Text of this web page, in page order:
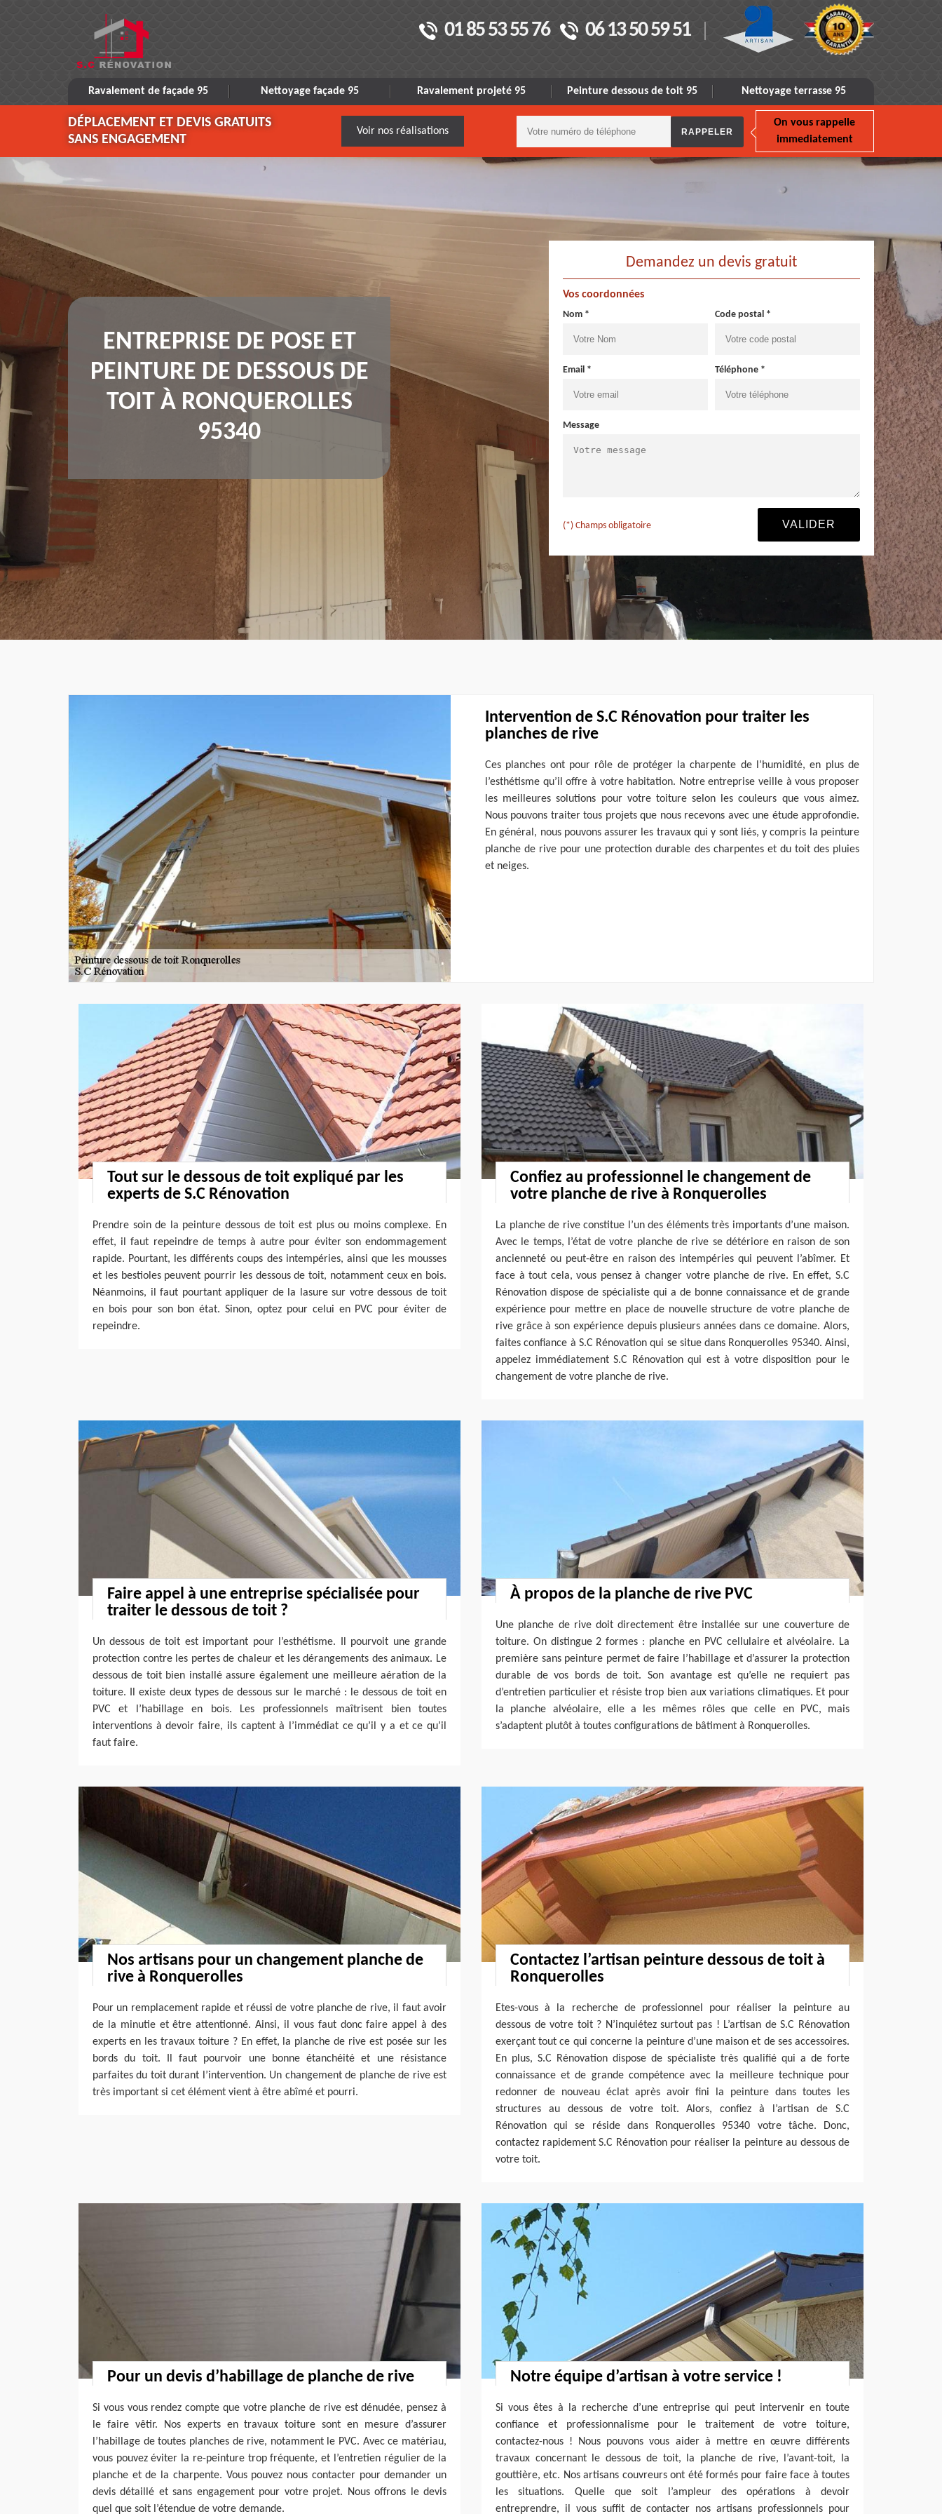
01 85 53 55 76 06 13 50 59 51
Ravalement de façade 95 Nettoyage façade 95 Ravalement projeté 95 Peinture dessous de toit 95 Nettoyage terrasse 95
DÉPLACEMENT ET DEVIS GRATUITS
SANS ENGAGEMENT
Voir nos réalisations
On vous rappelle
immediatement
ENTREPRISE DE POSE ET
PEINTURE DE DESSOUS DE
TOIT À RONQUEROLLES
95340
Demandez un devis gratuit
Vos coordonnées
Nom * Code postal *
Email * Téléphone *
Message
(*) Champs obligatoire
Intervention de S.C Rénovation pour traiter les
planches de rive
Ces planches ont pour rôle de protéger la charpente de l’humidité, en plus de
l’esthétisme qu’il offre à votre habitation. Notre entreprise veille à vous proposer
les meilleures solutions pour votre toiture selon les couleurs que vous aimez.
Nous pouvons traiter tous projets que nous recevons avec une étude approfondie.
En général, nous pouvons assurer les travaux qui y sont liés, y compris la peinture
planche de rive pour une protection durable des charpentes et du toit des pluies
et neiges.
Tout sur le dessous de toit expliqué par les
experts de S.C Rénovation
Prendre soin de la peinture dessous de toit est plus ou moins complexe. En
effet, il faut repeindre de temps à autre pour éviter son endommagement
rapide. Pourtant, les différents coups des intempéries, ainsi que les mousses
et les bestioles peuvent pourrir les dessous de toit, notamment ceux en bois.
Néanmoins, il faut pourtant appliquer de la lasure sur votre dessous de toit
en bois pour son bon état. Sinon, optez pour celui en PVC pour éviter de
repeindre.
Confiez au professionnel le changement de
votre planche de rive à Ronquerolles
La planche de rive constitue l’un des éléments très importants d’une maison.
Avec le temps, l’état de votre planche de rive se détériore en raison de son
ancienneté ou peut-être en raison des intempéries qui peuvent l’abîmer. Et
face à tout cela, vous pensez à changer votre planche de rive. En effet, S.C
Rénovation dispose de spécialiste qui a de bonne connaissance et de grande
expérience pour mettre en place de nouvelle structure de votre planche de
rive grâce à son expérience depuis plusieurs années dans ce domaine. Alors,
faites confiance à S.C Rénovation qui se situe dans Ronquerolles 95340. Ainsi,
appelez immédiatement S.C Rénovation qui est à votre disposition pour le
changement de votre planche de rive.
Faire appel à une entreprise spécialisée pour
traiter le dessous de toit ?
Un dessous de toit est important pour l’esthétisme. Il pourvoit une grande
protection contre les pertes de chaleur et les dérangements des animaux. Le
dessous de toit bien installé assure également une meilleure aération de la
toiture. Il existe deux types de dessous sur le marché : le dessous de toit en
PVC et l’habillage en bois. Les professionnels maîtrisent bien toutes
interventions à devoir faire, ils captent à l’immédiat ce qu’il y a et ce qu’il
faut faire.
À propos de la planche de rive PVC
Une planche de rive doit directement être installée sur une couverture de
toiture. On distingue 2 formes : planche en PVC cellulaire et alvéolaire. La
première sans peinture permet de faire l’habillage et d’assurer la protection
durable de vos bords de toit. Son avantage est qu’elle ne requiert pas
d’entretien particulier et résiste trop bien aux variations climatiques. Et pour
la planche alvéolaire, elle a les mêmes rôles que celle en PVC, mais
s’adaptent plutôt à toutes configurations de bâtiment à Ronquerolles.
Nos artisans pour un changement planche de
rive à Ronquerolles
Pour un remplacement rapide et réussi de votre planche de rive, il faut avoir
de la minutie et être attentionné. Ainsi, il vous faut donc faire appel à des
experts en les travaux toiture ? En effet, la planche de rive est posée sur les
bords du toit. Il faut pourvoir une bonne étanchéité et une résistance
parfaites du toit durant l’intervention. Un changement de planche de rive est
très important si cet élément vient à être abîmé et pourri.
Contactez l’artisan peinture dessous de toit à
Ronquerolles
Etes-vous à la recherche de professionnel pour réaliser la peinture au
dessous de votre toit ? N’inquiétez surtout pas ! L’artisan de S.C Rénovation
exerçant tout ce qui concerne la peinture d’une maison et de ses accessoires.
En plus, S.C Rénovation dispose de spécialiste très qualifié qui a de forte
connaissance et de grande compétence avec la meilleure technique pour
redonner de nouveau éclat après avoir fini la peinture dans toutes les
structures au dessous de votre toit. Alors, confiez à l’artisan de S.C
Rénovation qui se réside dans Ronquerolles 95340 votre tâche. Donc,
contactez rapidement S.C Rénovation pour réaliser la peinture au dessous de
votre toit.
Pour un devis d’habillage de planche de rive
Si vous vous rendez compte que votre planche de rive est dénudée, pensez à
le faire vêtir. Nos experts en travaux toiture sont en mesure d’assurer
l’habillage de toutes planches de rive, notamment le PVC. Avec ce matériau,
vous pouvez éviter la re-peinture trop fréquente, et l’entretien régulier de la
planche et de la charpente. Vous pouvez nous contacter pour demander un
devis détaillé et sans engagement pour votre projet. Nous offrons le devis
quel que soit l’étendue de votre demande.
Notre équipe d’artisan à votre service !
Si vous êtes à la recherche d’une entreprise qui peut intervenir en toute
confiance et professionnalisme pour le traitement de votre toiture,
contactez-nous ! Nous pouvons vous aider à mettre en œuvre différents
travaux concernant le dessous de toit, la planche de rive, l’avant-toit, la
gouttière, etc. Nos artisans couvreurs ont été formés pour faire face à toutes
les situations. Quelle que soit l’ampleur des opérations à devoir
entreprendre, il vous suffit de contacter nos artisans professionnels pour